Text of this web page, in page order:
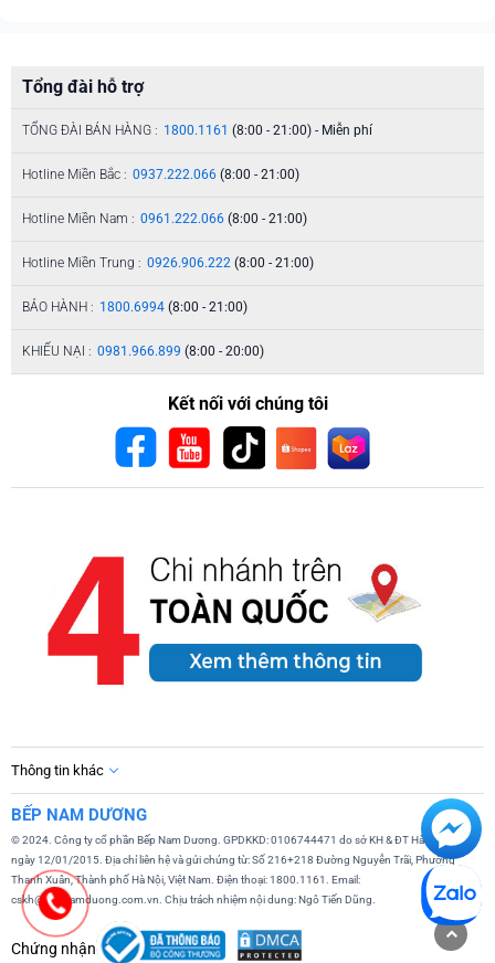
Tổng đài hỗ trợ
TỔNG ĐÀI BÁN HÀNG : 1800.1161 (8:00 - 21:00) - Miễn phí
Hotline Miền Bắc : 0937.222.066 (8:00 - 21:00)
Hotline Miền Nam : 0961.222.066 (8:00 - 21:00)
Hotline Miền Trung : 0926.906.222 (8:00 - 21:00)
BẢO HÀNH : 1800.6994 (8:00 - 21:00)
KHIẾU NẠI : 0981.966.899 (8:00 - 20:00)
Kết nối với chúng tôi
Thông tin khác
BẾP NAM DƯƠNG
© 2024. Công ty cổ phần Bếp Nam Dương. GPDKKD: 0106744471 do sở KH & ĐT Hà Nội cấp
ngày 12/01/2015. Địa chỉ liên hệ và gửi chứng từ: Số 216+218 Đường Nguyễn Trãi, Phường
Thanh Xuân, Thành phố Hà Nội, Việt Nam. Điện thoại: 1800.1161. Email:
cskh@bepnamduong.com.vn. Chịu trách nhiệm nội dung: Ngô Tiến Dũng.
Chứng nhận